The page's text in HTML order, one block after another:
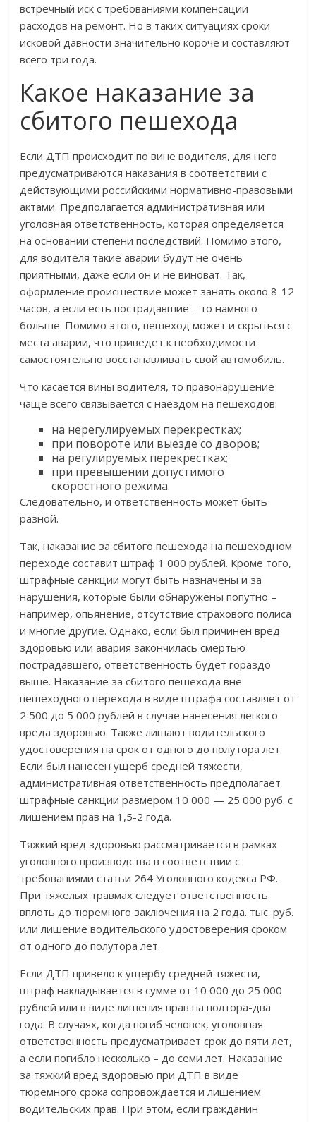
встречный иск с требованиями компенсации
расходов на ремонт. Но в таких ситуациях сроки
исковой давности значительно короче и составляют
всего три года.
Какое наказание за
сбитого пешехода
Если ДТП происходит по вине водителя, для него
предусматриваются наказания в соответствии с
действующими российскими нормативно-правовыми
актами. Предполагается административная или
уголовная ответственность, которая определяется
на основании степени последствий. Помимо этого,
для водителя такие аварии будут не очень
приятными, даже если он и не виноват. Так,
оформление происшествие может занять около 8-12
часов, а если есть пострадавшие – то намного
больше. Помимо этого, пешеход может и скрыться с
места аварии, что приведет к необходимости
самостоятельно восстанавливать свой автомобиль.
Что касается вины водителя, то правонарушение
чаще всего связывается с наездом на пешеходов:
на нерегулируемых перекрестках;
при повороте или выезде со дворов;
на регулируемых перекрестках;
при превышении допустимого
скоростного режима.
Следовательно, и ответственность может быть
разной.
Так, наказание за сбитого пешехода на пешеходном
переходе составит штраф 1 000 рублей. Кроме того,
штрафные санкции могут быть назначены и за
нарушения, которые были обнаружены попутно –
например, опьянение, отсутствие страхового полиса
и многие другие. Однако, если был причинен вред
здоровью или авария закончилась смертью
пострадавшего, ответственность будет гораздо
выше. Наказание за сбитого пешехода вне
пешеходного перехода в виде штрафа составляет от
2 500 до 5 000 рублей в случае нанесения легкого
вреда здоровью. Также лишают водительского
удостоверения на срок от одного до полутора лет.
Если был нанесен ущерб средней тяжести,
административная ответственность предполагает
штрафные санкции размером 10 000 — 25 000 руб. с
лишением прав на 1,5-2 года.
Тяжкий вред здоровью рассматривается в рамках
уголовного производства в соответствии с
требованиями статьи 264 Уголовного кодекса РФ.
При тяжелых травмах следует ответственность
вплоть до тюремного заключения на 2 года. тыс. руб.
или лишение водительского удостоверения сроком
от одного до полутора лет.
Если ДТП привело к ущербу средней тяжести,
штраф накладывается в сумме от 10 000 до 25 000
рублей или в виде лишения прав на полтора-два
года. В случаях, когда погиб человек, уголовная
ответственность предусматривает срок до пяти лет,
а если погибло несколько – до семи лет. Наказание
за тяжкий вред здоровью при ДТП в виде
тюремного срока сопровождается и лишением
водительских прав. При этом, если гражданин